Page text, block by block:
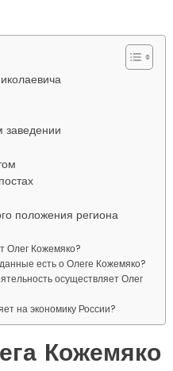
положения региона
Олег Кожемяко?
есть о Олеге Кожемяко?
осуществляет Олег
на экономику России?
Кожемяко